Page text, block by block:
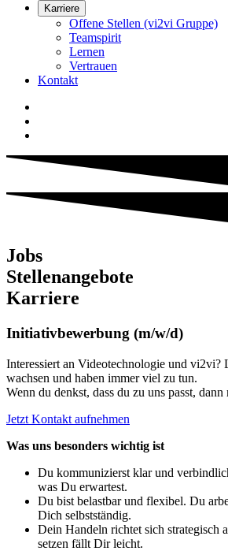
Karriere
Offene Stellen (vi2vi Gruppe)
Teamspirit
Lernen
Vertrauen
Kontakt
Jobs
Stellenangebote
Karriere
Initiativbewerbung (m/w/d)
Interessiert an Videotechnologie und vi2vi?
wachsen und haben immer viel zu tun.
Wenn du denkst, dass du zu uns passt, dann
Jetzt Kontakt aufnehmen
Was uns besonders wichtig ist
Du kommunizierst klar und
was Du erwartest.
Du bist belastbar und flexibel. Du
Dich selbstständig.
Dein Handeln richtet sich strategisch
setzen fällt Dir leicht.